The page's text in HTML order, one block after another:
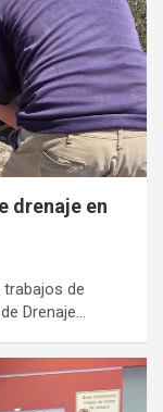
drenaje en
de
Drenaje…